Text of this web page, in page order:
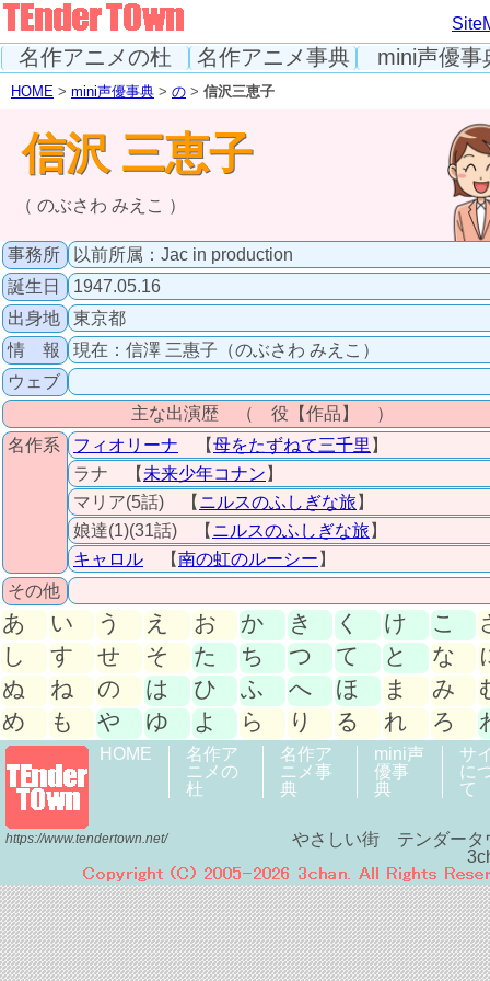
名作アニメの杜 名作アニメ事典 mini声優事
HOME > mini声優事典 > の > 信沢三恵子
信沢 三恵子
（ のぶさわ みえこ ）
事務所
以前所属：Jac in production
誕生日
1947.05.16
出身地
東京都
情 報
現在：信澤 三惠子（のぶさわ みえこ）
ウェブ
主な出演歴 （ 役【作品】 ）
名作系
フィオリーナ 【母をたずねて三千里 】
ラナ 【 未来少年コナン 】
マリア(5話) 【 ニルスのふしぎな旅 】
娘達(1)(31話) 【 ニルスのふしぎな旅 】
キャロル 【南の虹のルーシー 】
その他
あ い う え お か き く け こ
し
す せ そ た ち つ て と な
ぬ
ね の は ひ ふ へ ほ ま み
め
も や ゆ よ ら り る れ ろ
https://www.tendertown.net/
HOME
名作ア
ニメの
杜
名作ア
ニメ事
典
mini声
優事
典
サ
に
て
やさしい街 テンダータ